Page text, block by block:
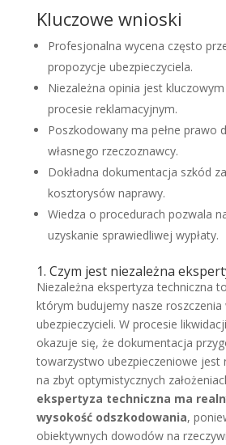
Kluczowe wnioski
Profesjonalna wycena często
propozycje ubezpieczyciela.
Niezależna opinia jest
procesie reklamacyjnym.
Poszkodowany ma pełne prawo
własnego rzeczoznawcy.
Dokładna dokumentacja szkód
kosztorysów naprawy.
Wiedza o procedurach pozwala
uzyskanie sprawiedliwej wypłaty.
1. Czym jest niezależna
Niezależna ekspertyza techniczna
którym budujemy nasze roszczenia
ubezpieczycieli. W procesie
okazuje się, że dokumentacja
towarzystwo ubezpieczeniowe jest
na zbyt optymistycznych
ekspertyza techniczna ma
wysokość odszkodowania,
obiektywnych dowodów na